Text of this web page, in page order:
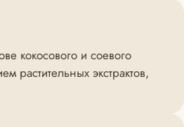
кокосового и соевого
растительных экстрактов,